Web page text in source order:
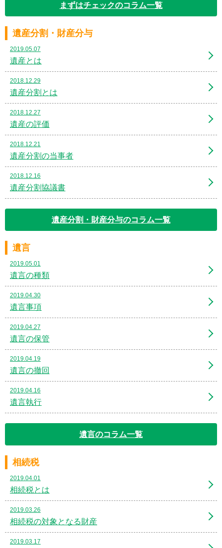
まずはチェックのコラム一覧
遺産分割・財産分与
2019.05.07
遺産とは
2018.12.29
遺産分割とは
2018.12.27
遺産の評価
2018.12.21
遺産分割の当事者
2018.12.16
遺産分割協議書
遺産分割・財産分与のコラム一覧
遺言
2019.05.01
遺言の種類
2019.04.30
遺言事項
2019.04.27
遺言の保管
2019.04.19
遺言の撤回
2019.04.16
遺言執行
遺言のコラム一覧
相続税
2019.04.01
相続税とは
2019.03.26
相続税の対象となる財産
2019.03.17